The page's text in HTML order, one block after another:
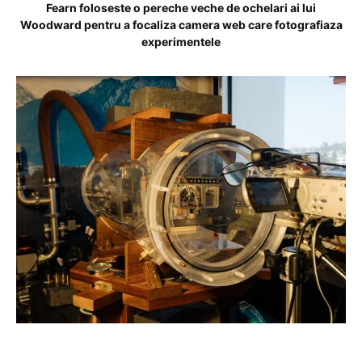
Fearn foloseste o pereche veche de ochelari ai lui
Woodward pentru a focaliza camera web care fotografiaza
experimentele